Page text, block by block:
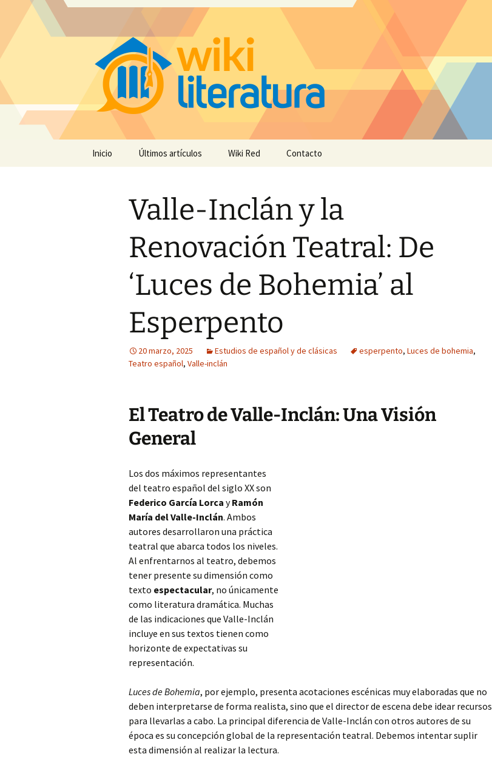
Inicio Últimos artículos Wiki Red Contacto
Valle-Inclán y la
Renovación Teatral: De
‘Luces de Bohemia’ al
Esperpento
20 marzo, 2025 Estudios de español y de clásicas esperpento, Luces de bohemia,
Teatro español, Valle-inclán
El Teatro de Valle-Inclán: Una Visión
General
Los dos máximos representantes
del teatro español del siglo XX son
Federico García Lorca yRamón
María del Valle-Inclán. Ambos
autores desarrollaron una práctica
teatral que abarca todos los niveles.
Al enfrentarnos al teatro, debemos
tener presente su dimensión como
texto espectacular, no únicamente
como literatura dramática. Muchas
de las indicaciones que Valle-Inclán
incluye en sus textos tienen como
horizonte de expectativas su
representación.
Luces de Bohemia, por ejemplo, presenta acotaciones escénicas muy elaboradas que no
deben interpretarse de forma realista, sino que el director de escena debe idear recursos
para llevarlas a cabo. La principal diferencia de Valle-Inclán con otros autores de su
época es su concepción global de la representación teatral. Debemos intentar suplir
esta dimensión al realizar la lectura.